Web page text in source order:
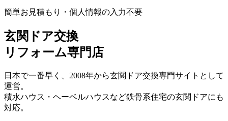
簡単お見積もり・個人情報の入力不要
玄関ドア交換
リフォーム専門店
日本で一番早く、2008年から玄関ドア交換専門サイトとして
運営。
積水ハウス・ヘーベルハウスなど鉄骨系住宅の玄関ドアにも
対応。